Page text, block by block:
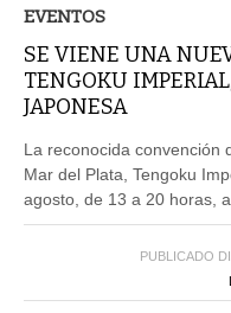
EVENTOS
SE VIENE UNA
TENGOKU
JAPONESA
La reconocida convención
Mar del Plata, Tengoku
agosto, de 13 a 20 horas,
PUBLICADO